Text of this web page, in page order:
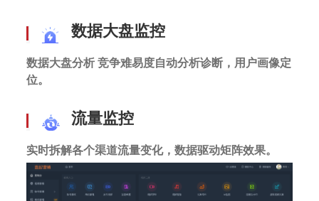
数据大盘监控
数据大盘分析 竞争难易度自动分析诊断，用户画像定
位。
流量监控
实时拆解各个渠道流量变化，数据驱动矩阵效果。